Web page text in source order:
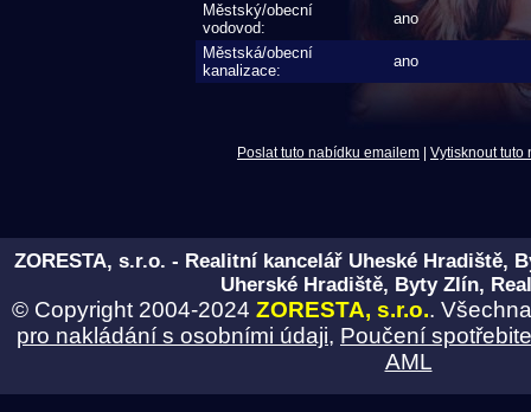
Městský/obecní
vodovod:
ano
Městská/obecní
kanalizace:
ano
Poslat tuto nabídku emailem Vytisknout tuto
ZORESTA, s.r.o. - Realitní kancelář Uheské Hradiště,
Uherské Hradiště, Byty Zlín,
© Copyright 2004-2024 ZORESTA, s.r.o..
pro nakládání s osobními údaji, Poučení
AML